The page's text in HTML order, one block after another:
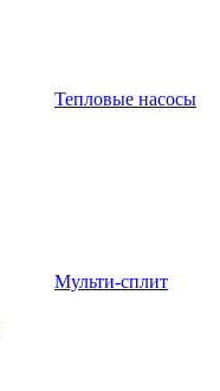
Тепловые насосы
Мульти-сплит